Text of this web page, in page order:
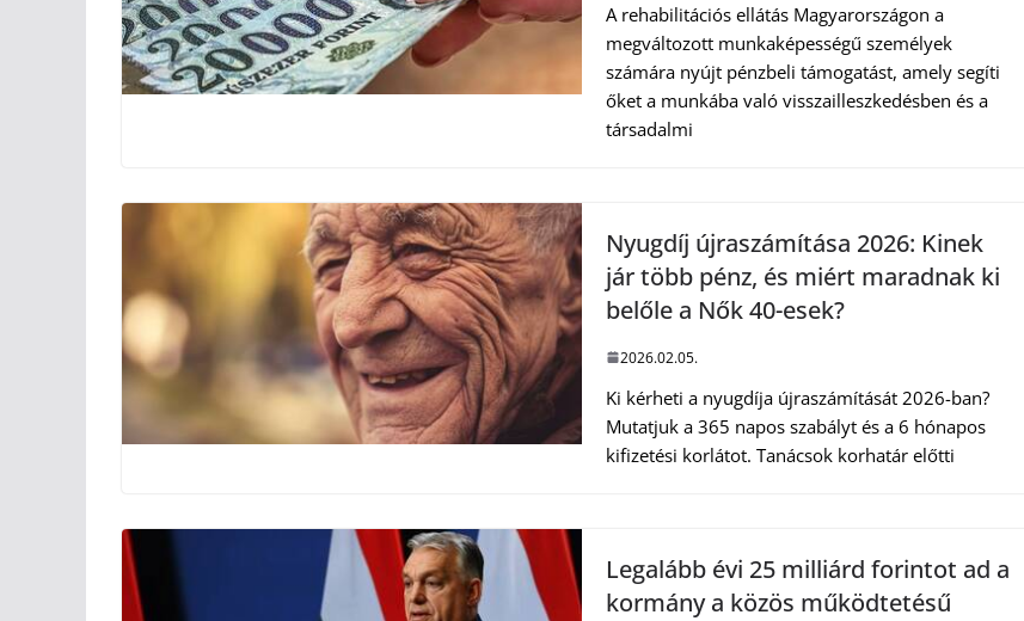
A rehabilitációs ellátás Magyarországon a
megváltozott munkaképességű személyek
számára nyújt pénzbeli támogatást, amely segíti
őket a munkába való visszailleszkedésben és a
társadalmi
Nyugdíj újraszámítása 2026: Kinek
jár több pénz, és miért maradnak ki
belőle a Nők 40-esek?
2026.02.05.
Ki kérheti a nyugdíja újraszámítását 2026-ban?
Mutatjuk a 365 napos szabályt és a 6 hónapos
kifizetési korlátot. Tanácsok korhatár előtti
Legalább évi 25 milliárd forintot ad a
kormány a közös működtetésű